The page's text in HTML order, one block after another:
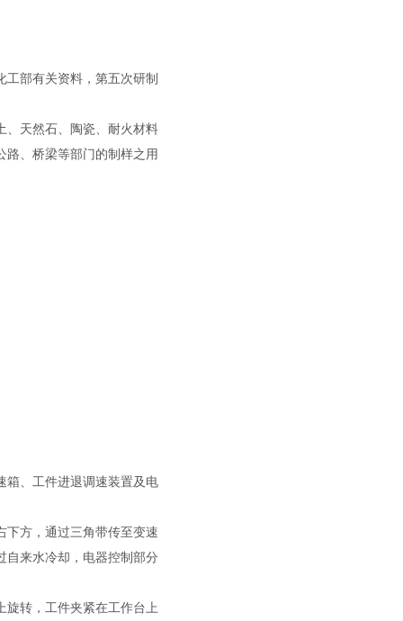
部有关资料，第五次研制
、天然石、陶瓷、耐火材料
路、桥梁等部门的制样之用
箱、工件进退调速装置及电
下方，通过三角带传至变速
自来水冷却，电器控制部分
旋转，工件夹紧在工作台上